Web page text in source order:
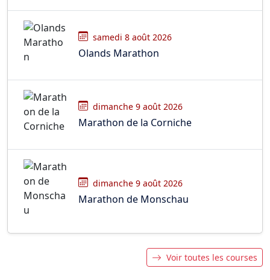
samedi 8 août 2026
Olands Marathon
dimanche 9 août 2026
Marathon de la Corniche
dimanche 9 août 2026
Marathon de Monschau
Voir toutes les courses